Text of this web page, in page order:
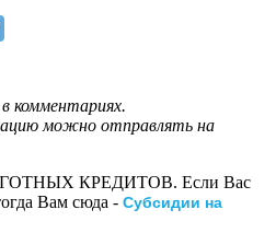
комментариях.
можно отправлять на
КРЕДИТОВ. Если Вас
Вам сюда - Субсидии на